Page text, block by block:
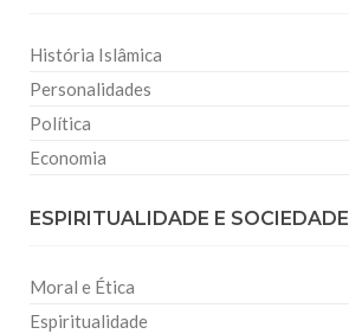
História Islâmica
Personalidades
Política
Economia
ESPIRITUALIDADE E SOCIEDADE
Moral e Ética
Espiritualidade